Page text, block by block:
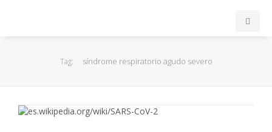
EuroLeague
Tag: síndrome respiratorio agudo severo